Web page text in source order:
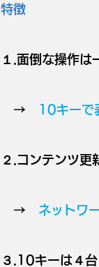
特徴
１.面倒な操作
→ 10キーで
２.コンテ
→ ネットワ
３.10キーは４